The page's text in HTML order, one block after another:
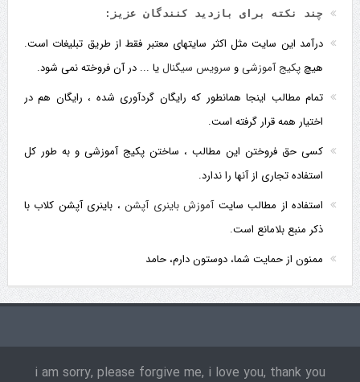
چند نکته برای بازدید کنندگان عزیز:
درآمد این سایت مثل اکثر سایتهای معتبر فقط از طریق تبلیغات است.
هیچ پکیج آموزشیو سرویس سیگنال یا ... در آن فروخته نمی شود.
تمام مطالب اینجا همانطور که رایگان گردآوری شده ، رایگان هم در
اختیار همه قرار گرفته است.
کسی حق فروختن این مطالب ، ساختن پکیج آموزشی و به طور کل
استفاده تجاری از آنها را ندارد.
استفاده از مطالب سایتآموزش باینری آپشن، باینری آپشن کلاب با
ذکر منبع بلامانع است.
ممنون از حمایت شما، دوستون دارم، حامد
i am sorry, please forgive me, i love you, thank you